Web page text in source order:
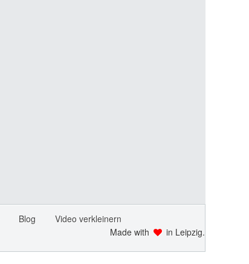
Blog
Video verkleinern
Made with
in Leipzig.